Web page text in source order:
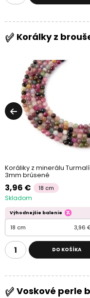
Korálky z
Koráliky z minerálu
3mm brúsené
3,96 € 18 cm
Skladom
Výhodnejšie balenie
18 cm 3,96
DO KOŠÍKA
Voskové perle